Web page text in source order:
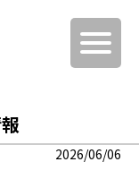
2026/06/06